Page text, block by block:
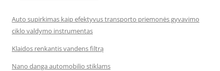
Auto supirkimas kaip efektyvus transporto priemonės gyvavimo
ciklo valdymo instrumentas
Klaidos renkantis vandens filtrą
Nano danga automobilio stiklams